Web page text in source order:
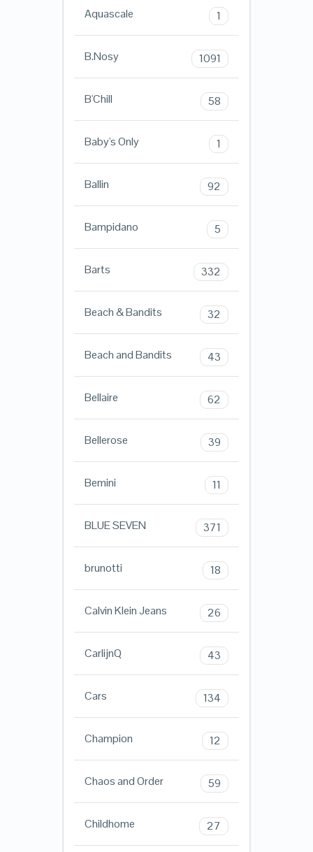
Aquascale 1
B.Nosy 1091
B'Chill 58
Baby's Only 1
Ballin 92
Bampidano 5
Barts 332
Beach & Bandits 32
Beach and Bandits 43
Bellaire 62
Bellerose 39
Bemini 11
BLUE SEVEN 371
brunotti 18
Calvin Klein Jeans 26
CarlijnQ 43
Cars 134
Champion 12
Chaos and Order 59
Childhome 27